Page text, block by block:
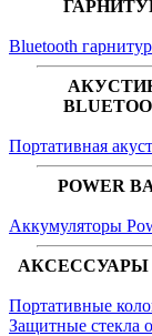
Bluetooth
Портативная
POWER
Аккумуляторы
Портативные
Защитные стекла